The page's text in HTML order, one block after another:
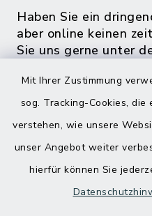
Mit Ihrer Zustimmung
sog. Tracking-Cookies, die
verstehen, wie unsere
unser Angebot weiter
hierfür können Sie
Haben Sie ein
aber online keinen
Sie uns gerne unter